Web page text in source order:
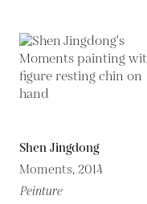
Shen Jingdong
Moments, 2014
Peinture